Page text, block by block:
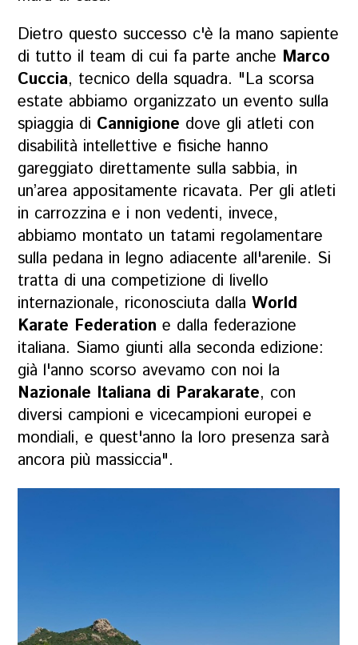
Dietro questo successo c'è la mano sapiente
di tutto il team di cui fa parte anche Marco
Cuccia, tecnico della squadra. "La scorsa
estate abbiamo organizzato un evento sulla
spiaggia di Cannigione dove gli atleti con
disabilità intellettive e fisiche hanno
gareggiato direttamente sulla sabbia, in
un’area appositamente ricavata. Per gli atleti
in carrozzina e i non vedenti, invece,
abbiamo montato un tatami regolamentare
sulla pedana in legno adiacente all'arenile. Si
tratta di una competizione di livello
internazionale, riconosciuta dallaWorld
Karate Federation e dalla federazione
italiana. Siamo giunti alla seconda edizione:
già l'anno scorso avevamo con noi la
Nazionale Italiana di Parakarate, con
diversi campioni e vicecampioni europei e
mondiali, e quest'anno la loro presenza sarà
ancora più massiccia".